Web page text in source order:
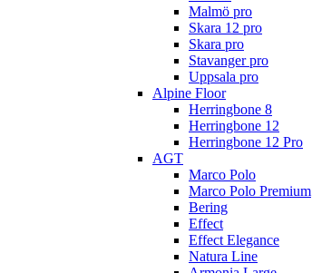
Malmö pro
Skara 12 pro
Skara pro
Stavanger pro
Uppsala pro
Alpine Floor
Herringbone 8
Herringbone 12
Herringbone 12 Pro
AGT
Marco Polo
Marco Polo Premium
Bering
Effect
Effect Elegance
Natura Line